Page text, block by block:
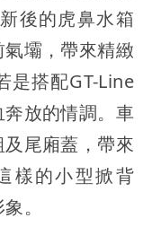
後的虎鼻水箱
壩，帶來精緻
是搭配GT-Line
放的情調。車
尾廂蓋，帶來
樣的小型掀背
。